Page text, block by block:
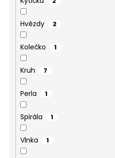
Hvězdy 2
Kolečko 1
Kruh 7
Perla 1
Spirála 1
Vlnka 1